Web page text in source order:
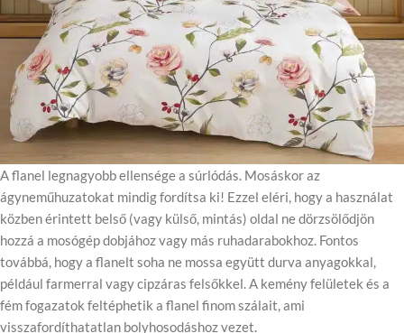
A flanel legnagyobb ellensége a súrlódás. Mosáskor az
ágyneműhuzatokat mindig fordítsa ki! Ezzel eléri, hogy a használat
közben érintett belső (vagy külső, mintás) oldal ne dörzsölődjön
hozzá a mosógép dobjához vagy más ruhadarabokhoz. Fontos
továbbá, hogy a flanelt soha ne mossa együtt durva anyagokkal,
például farmerral vagy cipzáras felsőkkel. A kemény felületek és a
fém fogazatok feltéphetik a flanel finom szálait, ami
visszafordíthatatlan bolyhosodáshoz vezet.